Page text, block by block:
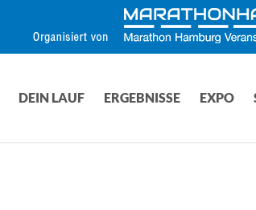
DEIN LAUF ERGEBNISSE EXPO